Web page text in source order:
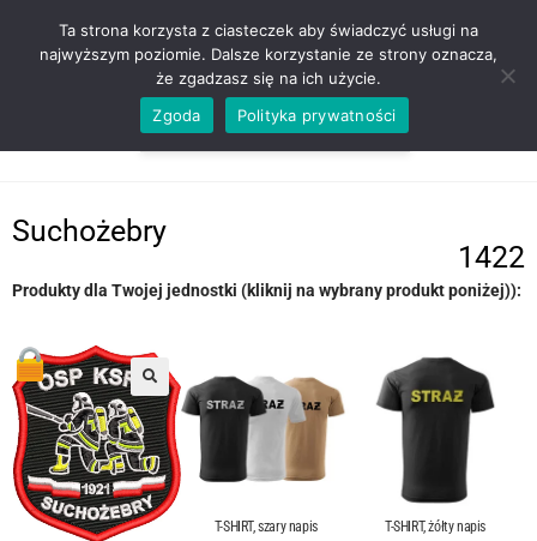
ZADZWOŃ TEL. 600 352 938
Suchożebry
1422
Produkty dla Twojej jednostki (kliknij na wybrany produkt poniżej)):
T-SHIRT, szary napis
T-SHIRT, żółty napis
Ta strona korzysta z ciasteczek aby świadczyć usługi na
najwyższym poziomie. Dalsze korzystanie ze strony oznacza,
że zgadzasz się na ich użycie.
Zgoda
Polityka prywatności